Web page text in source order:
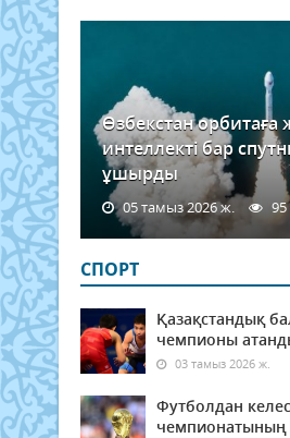
Өзбекстан орбитаға
интеллекті бар
ұшырды
05 тамыз 2026 ж. 95
СПОРТ
Қазақстандық
чемпионы
03 тамыз 2026 ж.
Футболдан
чемпионатының